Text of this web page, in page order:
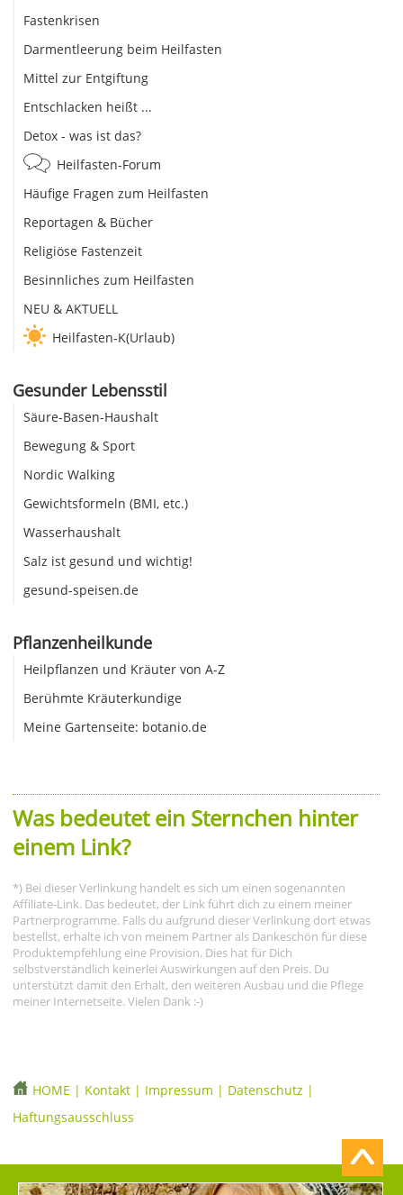
Fastenkrisen
Darmentleerung beim Heilfasten
Mittel zur Entgiftung
Entschlacken heißt ...
Detox - was ist das?
Heilfasten-Forum
Häufige Fragen zum Heilfasten
Reportagen & Bücher
Religiöse Fastenzeit
Besinnliches zum Heilfasten
NEU & AKTUELL
Heilfasten-K(Urlaub)
Gesunder Lebensstil
Säure-Basen-Haushalt
Bewegung & Sport
Nordic Walking
Gewichtsformeln (BMI, etc.)
Wasserhaushalt
Salz ist gesund und wichtig!
gesund-speisen.de
Pflanzenheilkunde
Heilpflanzen und Kräuter von A-Z
Berühmte Kräuterkundige
Meine Gartenseite: botanio.de
Was bedeutet ein Sternchen hinter
einem Link?
*) Bei dieser Verlinkung handelt es sich um einen sogenannten
Affiliate-Link. Das bedeutet, der Link führt dich zu einem meiner
Partnerprogramme. Falls du aufgrund dieser Verlinkung dort etwas
bestellst, erhalte ich von meinem Partner als Dankeschön für diese
Produktempfehlung eine Provision. Dies hat für Dich
selbstverständlich keinerlei Auswirkungen auf den Preis. Du
unterstützt damit den Erhalt, den weiteren Ausbau und die Pflege
meiner Internetseite. Vielen Dank :-)
HOME | Kontakt | Impressum | Datenschutz |
Haftungsausschluss